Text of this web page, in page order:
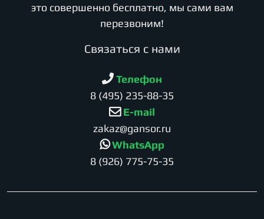
это совершенно бесплатно, мы сами вам
перезвоним!
Cвязаться с нами
Телефон
8 (495) 235-88-35
E-mail
zakaz@gansor.ru
WhatsApp
8 (926) 775-75-35